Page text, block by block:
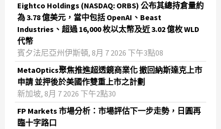
Eightco Holdings (NASDAQ: ORBS) 公布其總持倉量約
為 3.78 億美元，當中包括 OpenAI、Beast
Industries、超過 16,000 枚以太幣及近 3.02 億枚 WLD
代幣
賓夕法尼亞州伊斯頓, 8月 7 2026 下午3點08
MetaOptics聚焦推進超透鏡商業化 撤回納斯達克上市
申請 並押後於美國作雙重上市之計劃
新加坡, 8月 7 2026 下午2點30
FP Markets 市場分析：市場評估下一步走勢，日圓再
臨十字路口